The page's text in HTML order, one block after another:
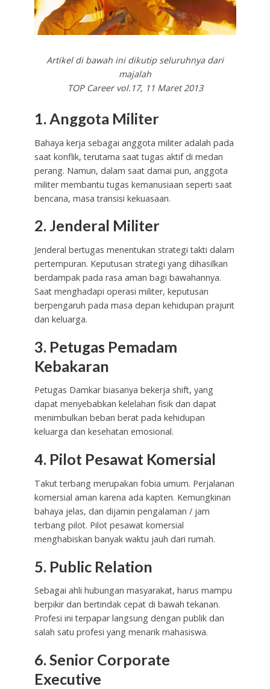
Artikel di bawah ini dikutip seluruhnya dari
majalah
TOP Career vol.17, 11 Maret 2013
1. Anggota Militer
Bahaya kerja sebagai anggota militer adalah pada
saat konflik, terutama saat tugas aktif di medan
perang. Namun, dalam saat damai pun, anggota
militer membantu tugas kemanusiaan seperti saat
bencana, masa transisi kekuasaan.
2. Jenderal Militer
Jenderal bertugas menentukan strategi takti dalam
pertempuran. Keputusan strategi yang dihasilkan
berdampak pada rasa aman bagi bawahannya.
Saat menghadapi operasi militer, keputusan
berpengaruh pada masa depan kehidupan prajurit
dan keluarga.
3. Petugas Pemadam
Kebakaran
Petugas Damkar biasanya bekerja shift, yang
dapat menyebabkan kelelahan fisik dan dapat
menimbulkan beban berat pada kehidupan
keluarga dan kesehatan emosional.
4. Pilot Pesawat Komersial
Takut terbang merupakan fobia umum. Perjalanan
komersial aman karena ada kapten. Kemungkinan
bahaya jelas, dan dijamin pengalaman / jam
terbang pilot. Pilot pesawat komersial
menghabiskan banyak waktu jauh dari rumah.
5. Public Relation
Sebagai ahli hubungan masyarakat, harus mampu
berpikir dan bertindak cepat di bawah tekanan.
Profesi ini terpapar langsung dengan publik dan
salah satu profesi yang menarik mahasiswa.
6. Senior Corporate
Executive